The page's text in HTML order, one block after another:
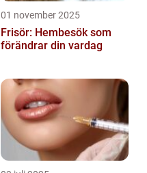
01 november 2025
Frisör: Hembesök som
förändrar din vardag